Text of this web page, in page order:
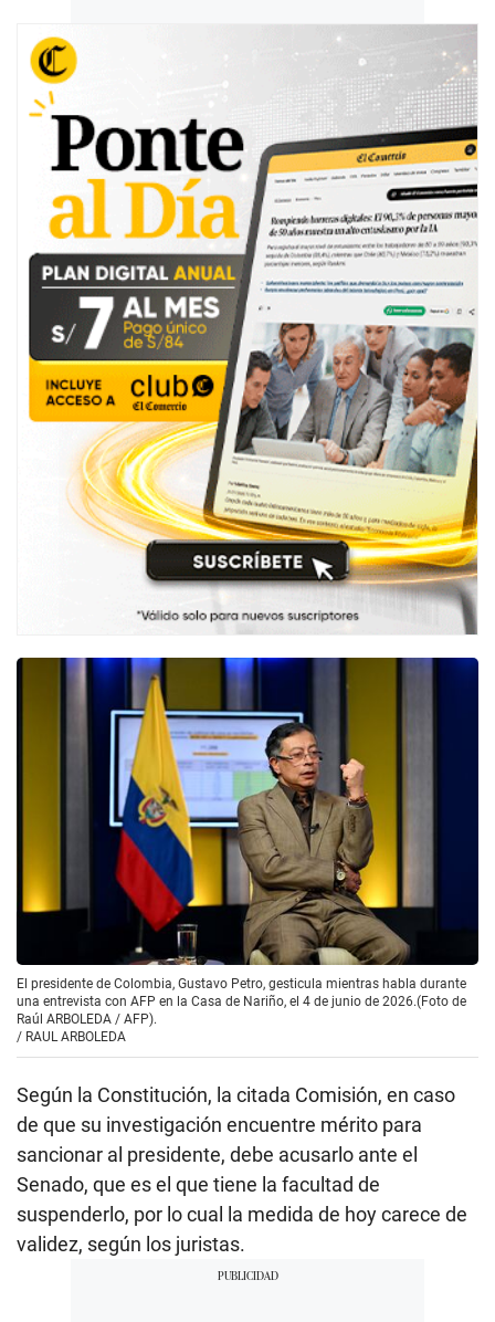
El presidente de Colombia, Gustavo Petro, gesticula mientras habla durante
una entrevista con AFP en la Casa de Nariño, el 4 de junio de 2026.(Foto de
Raúl ARBOLEDA / AFP).
/ RAUL ARBOLEDA
Según la Constitución, la citada Comisión, en caso
de que su investigación encuentre mérito para
sancionar al presidente, debe acusarlo ante el
Senado, que es el que tiene la facultad de
suspenderlo, por lo cual la medida de hoy carece de
validez, según los juristas.